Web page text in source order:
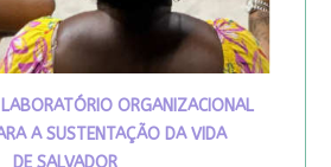
ORGANIZACIONAL
A SUSTENTAÇÃO DA VIDA
DE SALVADOR